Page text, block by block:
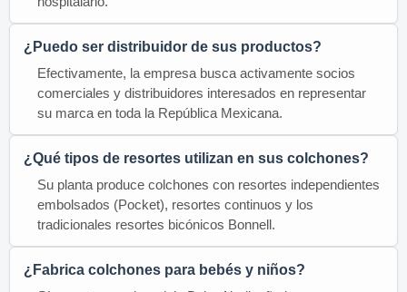
¿Puedo ser distribuidor de sus productos?
Efectivamente, la empresa busca activamente socios
comerciales y distribuidores interesados en representar
su marca en toda la República Mexicana.
¿Qué tipos de resortes utilizan en sus colchones?
Su planta produce colchones con resortes independientes
embolsados (Pocket), resortes continuos y los
tradicionales resortes bicónicos Bonnell.
¿Fabrica colchones para bebés y niños?